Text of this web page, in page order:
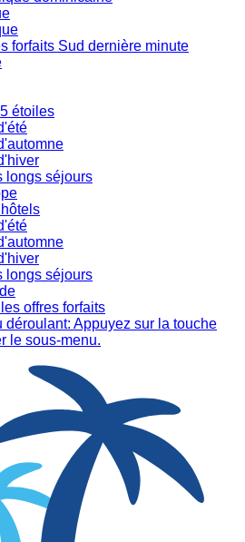
forfaits Sud dernière minute
étoiles
longs séjours
longs séjours
offres forfaits
déroulant: Appuyez sur la touche
le sous-menu.